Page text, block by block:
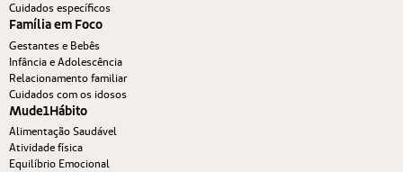
Cuidados específicos
Família em Foco
Gestantes e Bebês
Infância e Adolescência
Relacionamento familiar
Cuidados com os idosos
Mude1Hábito
Alimentação Saudável
Atividade física
Equilíbrio Emocional